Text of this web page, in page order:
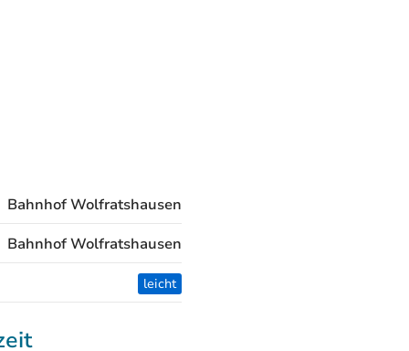
Bahnhof Wolfratshausen
Bahnhof Wolfratshausen
leicht